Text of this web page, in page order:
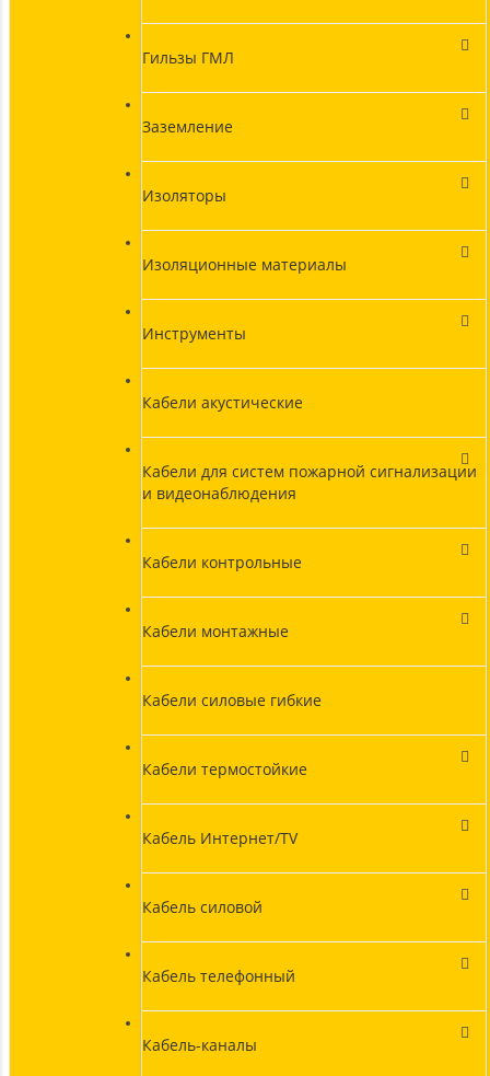
Гильзы ГМЛ
Заземление
Изоляторы
Изоляционные материалы
Инструменты
Кабели акустические
Кабели для систем пожарной сигнализации
и видеонаблюдения
Кабели контрольные
Кабели монтажные
Кабели силовые гибкие
Кабели термостойкие
Кабель Интернет/TV
Кабель силовой
Кабель телефонный
Кабель-каналы